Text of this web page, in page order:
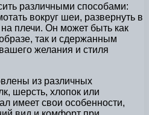
различными способами:
вокруг шеи, развернуть в
плечи. Он может быть как
так и сдержанным
желания и стиля
из различных
шерсть, хлопок или
имеет свои особенности,